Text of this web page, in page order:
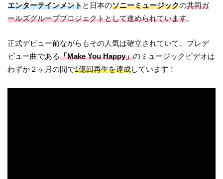
エンターテインメントと日本のソニーミュージックの共同ガ
ールズグループプロジェクトとして進められています。
正式デビュー前ながらもその人気は確立されていて、プレデ
ビュー曲である「Make You Happy」のミュージックビデオは
わずか２ヶ月の間で1億回再生を達成しています！